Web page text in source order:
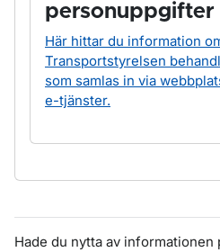
personuppgifter
Här hittar du information
Transportstyrelsen
som samlas in via
e-tjänster.
Hade du nytta av informationen